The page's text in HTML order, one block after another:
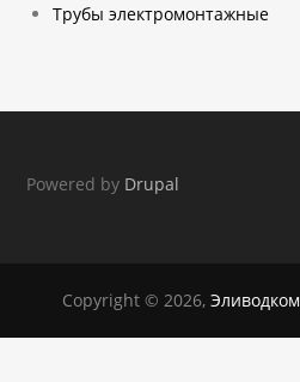
Трубы электромонтажные
Powered by Drupal
Copyright © 2026, Эливодком